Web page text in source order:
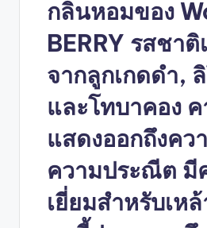
กลิ่นหอมของ
BERRY รสชา
จากลูกเกดดำ,
และโทบาคอง
แสดงออกถึงคว
ความประณีต มี
เยี่ยมสำหรับเห